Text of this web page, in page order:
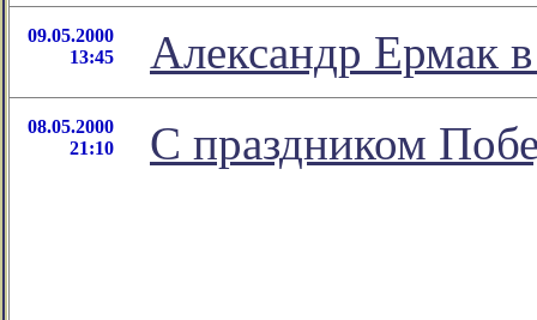
09.05.2000
13:45
Александр Ермак
08.05.2000
21:10
С праздником